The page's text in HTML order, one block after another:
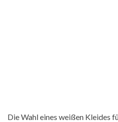
Die Wahl eines weißen Kleides